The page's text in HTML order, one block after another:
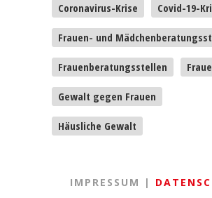
Coronavirus-Krise Covid-19-
Frauen- und
Frauenberatungsstellen
Gewalt gegen Frauen
Häusliche Gewalt
IMPRESSUM |